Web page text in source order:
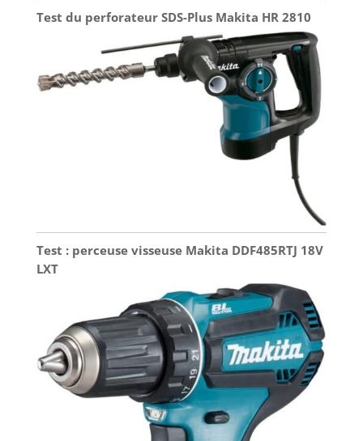
Test du perforateur SDS-Plus Makita HR 2810
Test : perceuse visseuse Makita DDF485RTJ 18V
LXT